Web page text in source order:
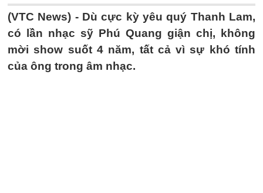
(VTC News) - Dù cực kỳ yêu quý Thanh Lam,
có lần nhạc sỹ Phú Quang giận chị, không
mời show suốt 4 năm, tất cả vì sự khó tính
của ông trong âm nhạc.